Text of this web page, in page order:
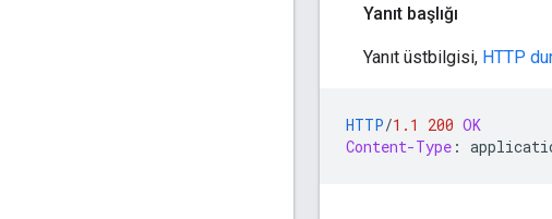
Yanıt başlığı
Yanıt üstbilgisi, HTTP
HTTP/1.1 200 OK
Content-Type :